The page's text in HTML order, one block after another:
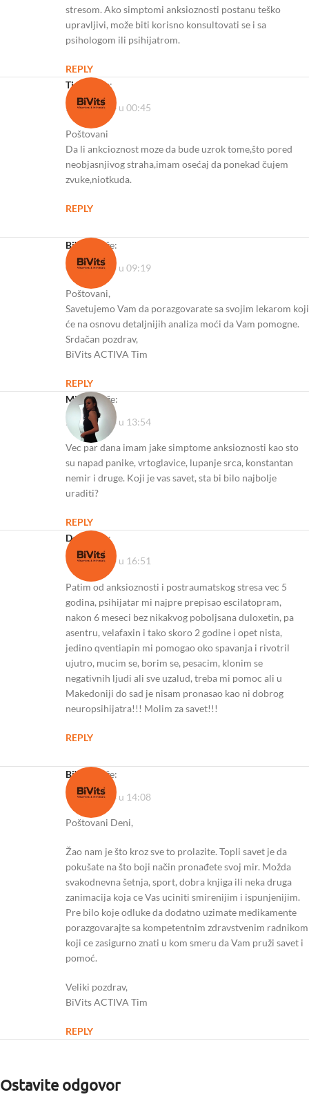
stresom. Ako simptomi anksioznosti postanu teško
upravljivi, može biti korisno konsultovati se i sa
psihologom ili psihijatrom.
REPLY
Tima
kaže:
28/06/2024 u 00:45
Poštovani
Da li ankcioznost moze da bude uzrok tome,što pored
neobjasnjivog straha,imam osećaj da ponekad čujem
zvuke,niotkuda.
REPLY
BiVits
kaže:
01/07/2024 u 09:19
Poštovani,
Savetujemo Vam da porazgovarate sa svojim lekarom koji
će na osnovu detaljnijih analiza moći da Vam pomogne.
Srdačan pozdrav,
BiVits ACTIVA Tim
REPLY
Milica kaže:
23/07/2024 u 13:54
Vec par dana imam jake simptome anksioznosti kao sto
su napad panike, vrtoglavice, lupanje srca, konstantan
nemir i druge. Koji je vas savet, sta bi bilo najbolje
uraditi?
REPLY
Deni
kaže:
31/07/2024 u 16:51
Patim od anksioznosti i postraumatskog stresa vec 5
godina, psihijatar mi najpre prepisao escilatopram,
nakon 6 meseci bez nikakvog poboljsana duloxetin, pa
asentru, velafaxin i tako skoro 2 godine i opet nista,
jedino qventiapin mi pomogao oko spavanja i rivotril
ujutro, mucim se, borim se, pesacim, klonim se
negativnih ljudi ali sve uzalud, treba mi pomoc ali u
Makedoniji do sad je nisam pronasao kao ni dobrog
neuropsihijatra!!! Molim za savet!!!
REPLY
BiVits
kaže:
16/09/2024 u 14:08
Poštovani Deni,
Žao nam je što kroz sve to prolazite. Topli savet je da
pokušate na što boji način pronađete svoj mir. Možda
svakodnevna šetnja, sport, dobra knjiga ili neka druga
zanimacija koja ce Vas uciniti smirenijim i ispunjenijim.
Pre bilo koje odluke da dodatno uzimate medikamente
porazgovarajte sa kompetentnim zdravstvenim radnikom
koji ce zasigurno znati u kom smeru da Vam pruži savet i
pomoć.
Veliki pozdrav,
BiVits ACTIVA Tim
REPLY
Ostavite odgovor